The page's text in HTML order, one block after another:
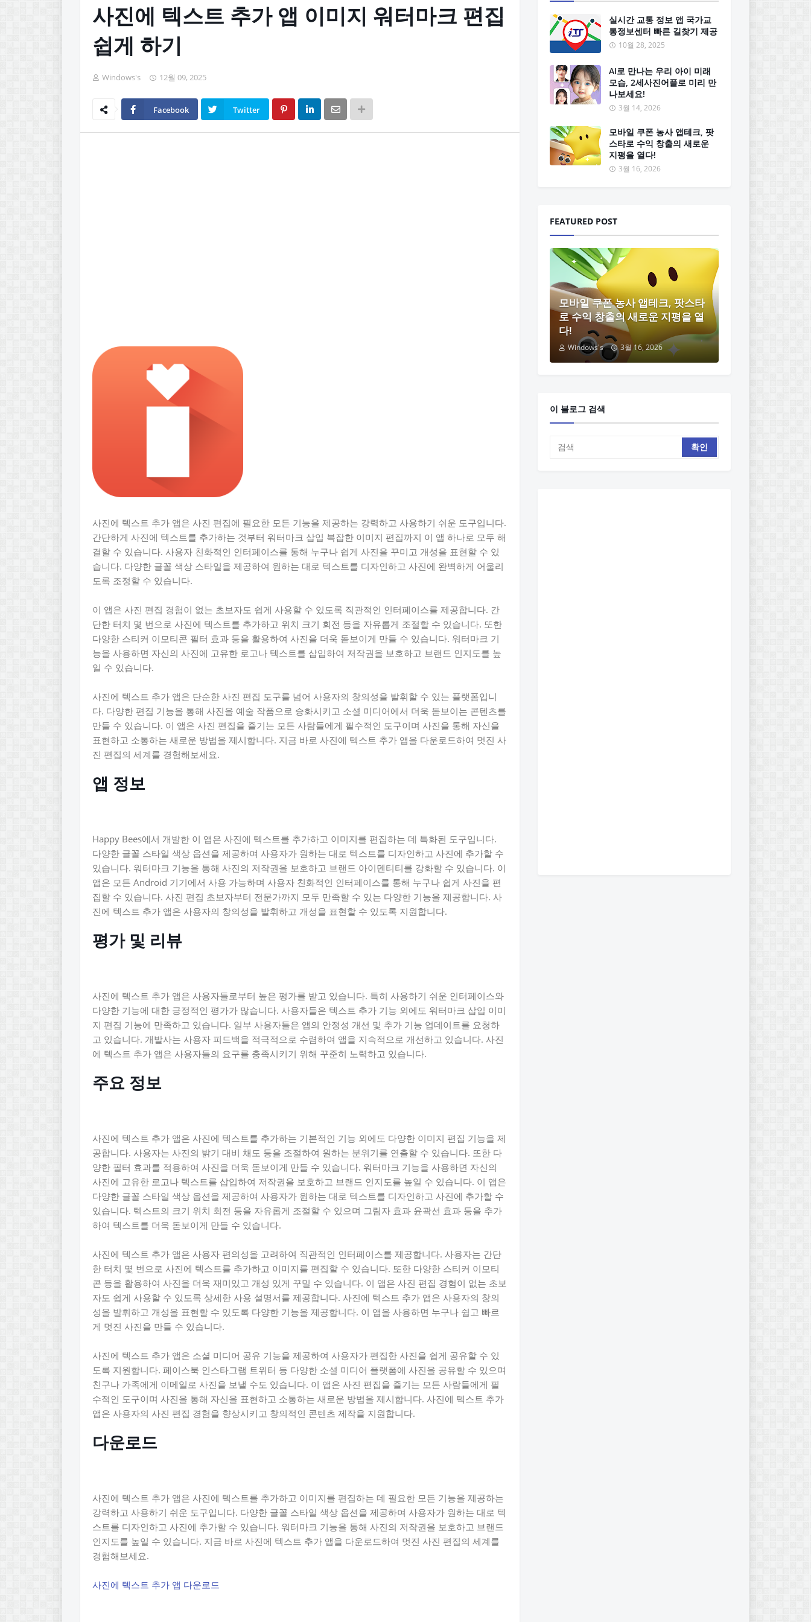
사진에 텍스트 추가 앱 이미지 워터마크 편집
쉽게 하기
Windows's 12월 09, 2025
Facebook Twitter
사진에 텍스트 추가 앱은 사진 편집에 필요한 모든 기능을 제공하는 강력하고 사용하기 쉬운 도구입니다.
간단하게 사진에 텍스트를 추가하는 것부터 워터마크 삽입 복잡한 이미지 편집까지 이 앱 하나로 모두 해
결할 수 있습니다. 사용자 친화적인 인터페이스를 통해 누구나 쉽게 사진을 꾸미고 개성을 표현할 수 있
습니다. 다양한 글꼴 색상 스타일을 제공하여 원하는 대로 텍스트를 디자인하고 사진에 완벽하게 어울리
도록 조정할 수 있습니다.
이 앱은 사진 편집 경험이 없는 초보자도 쉽게 사용할 수 있도록 직관적인 인터페이스를 제공합니다. 간
단한 터치 몇 번으로 사진에 텍스트를 추가하고 위치 크기 회전 등을 자유롭게 조절할 수 있습니다. 또한
다양한 스티커 이모티콘 필터 효과 등을 활용하여 사진을 더욱 돋보이게 만들 수 있습니다. 워터마크 기
능을 사용하면 자신의 사진에 고유한 로고나 텍스트를 삽입하여 저작권을 보호하고 브랜드 인지도를 높
일 수 있습니다.
사진에 텍스트 추가 앱은 단순한 사진 편집 도구를 넘어 사용자의 창의성을 발휘할 수 있는 플랫폼입니
다. 다양한 편집 기능을 통해 사진을 예술 작품으로 승화시키고 소셜 미디어에서 더욱 돋보이는 콘텐츠를
만들 수 있습니다. 이 앱은 사진 편집을 즐기는 모든 사람들에게 필수적인 도구이며 사진을 통해 자신을
표현하고 소통하는 새로운 방법을 제시합니다. 지금 바로 사진에 텍스트 추가 앱을 다운로드하여 멋진 사
진 편집의 세계를 경험해보세요.
앱 정보
Happy Bees에서 개발한 이 앱은 사진에 텍스트를 추가하고 이미지를 편집하는 데 특화된 도구입니다.
다양한 글꼴 스타일 색상 옵션을 제공하여 사용자가 원하는 대로 텍스트를 디자인하고 사진에 추가할 수
있습니다. 워터마크 기능을 통해 사진의 저작권을 보호하고 브랜드 아이덴티티를 강화할 수 있습니다. 이
앱은 모든 Android 기기에서 사용 가능하며 사용자 친화적인 인터페이스를 통해 누구나 쉽게 사진을 편
집할 수 있습니다. 사진 편집 초보자부터 전문가까지 모두 만족할 수 있는 다양한 기능을 제공합니다. 사
진에 텍스트 추가 앱은 사용자의 창의성을 발휘하고 개성을 표현할 수 있도록 지원합니다.
평가 및 리뷰
사진에 텍스트 추가 앱은 사용자들로부터 높은 평가를 받고 있습니다. 특히 사용하기 쉬운 인터페이스와
다양한 기능에 대한 긍정적인 평가가 많습니다. 사용자들은 텍스트 추가 기능 외에도 워터마크 삽입 이미
지 편집 기능에 만족하고 있습니다. 일부 사용자들은 앱의 안정성 개선 및 추가 기능 업데이트를 요청하
고 있습니다. 개발사는 사용자 피드백을 적극적으로 수렴하여 앱을 지속적으로 개선하고 있습니다. 사진
에 텍스트 추가 앱은 사용자들의 요구를 충족시키기 위해 꾸준히 노력하고 있습니다.
주요 정보
사진에 텍스트 추가 앱은 사진에 텍스트를 추가하는 기본적인 기능 외에도 다양한 이미지 편집 기능을 제
공합니다. 사용자는 사진의 밝기 대비 채도 등을 조절하여 원하는 분위기를 연출할 수 있습니다. 또한 다
양한 필터 효과를 적용하여 사진을 더욱 돋보이게 만들 수 있습니다. 워터마크 기능을 사용하면 자신의
사진에 고유한 로고나 텍스트를 삽입하여 저작권을 보호하고 브랜드 인지도를 높일 수 있습니다. 이 앱은
다양한 글꼴 스타일 색상 옵션을 제공하여 사용자가 원하는 대로 텍스트를 디자인하고 사진에 추가할 수
있습니다. 텍스트의 크기 위치 회전 등을 자유롭게 조절할 수 있으며 그림자 효과 윤곽선 효과 등을 추가
하여 텍스트를 더욱 돋보이게 만들 수 있습니다.
사진에 텍스트 추가 앱은 사용자 편의성을 고려하여 직관적인 인터페이스를 제공합니다. 사용자는 간단
한 터치 몇 번으로 사진에 텍스트를 추가하고 이미지를 편집할 수 있습니다. 또한 다양한 스티커 이모티
콘 등을 활용하여 사진을 더욱 재미있고 개성 있게 꾸밀 수 있습니다. 이 앱은 사진 편집 경험이 없는 초보
자도 쉽게 사용할 수 있도록 상세한 사용 설명서를 제공합니다. 사진에 텍스트 추가 앱은 사용자의 창의
성을 발휘하고 개성을 표현할 수 있도록 다양한 기능을 제공합니다. 이 앱을 사용하면 누구나 쉽고 빠르
게 멋진 사진을 만들 수 있습니다.
사진에 텍스트 추가 앱은 소셜 미디어 공유 기능을 제공하여 사용자가 편집한 사진을 쉽게 공유할 수 있
도록 지원합니다. 페이스북 인스타그램 트위터 등 다양한 소셜 미디어 플랫폼에 사진을 공유할 수 있으며
친구나 가족에게 이메일로 사진을 보낼 수도 있습니다. 이 앱은 사진 편집을 즐기는 모든 사람들에게 필
수적인 도구이며 사진을 통해 자신을 표현하고 소통하는 새로운 방법을 제시합니다. 사진에 텍스트 추가
앱은 사용자의 사진 편집 경험을 향상시키고 창의적인 콘텐츠 제작을 지원합니다.
다운로드
사진에 텍스트 추가 앱은 사진에 텍스트를 추가하고 이미지를 편집하는 데 필요한 모든 기능을 제공하는
강력하고 사용하기 쉬운 도구입니다. 다양한 글꼴 스타일 색상 옵션을 제공하여 사용자가 원하는 대로 텍
스트를 디자인하고 사진에 추가할 수 있습니다. 워터마크 기능을 통해 사진의 저작권을 보호하고 브랜드
인지도를 높일 수 있습니다. 지금 바로 사진에 텍스트 추가 앱을 다운로드하여 멋진 사진 편집의 세계를
경험해보세요.
사진에 텍스트 추가 앱 다운로드
실시간 교통 정보 앱 국가교
통정보센터 빠른 길찾기 제공
10월 28, 2025
AI로 만나는 우리 아이 미래
모습, 2세사진어플로 미리 만
나보세요!
3월 14, 2026
모바일 쿠폰 농사 앱테크, 팟
스타로 수익 창출의 새로운
지평을 열다!
3월 16, 2026
FEATURED POST
모바일 쿠폰 농사 앱테크, 팟스타
로 수익 창출의 새로운 지평을 열
다!
Windows's 3월 16, 2026
이 블로그 검색